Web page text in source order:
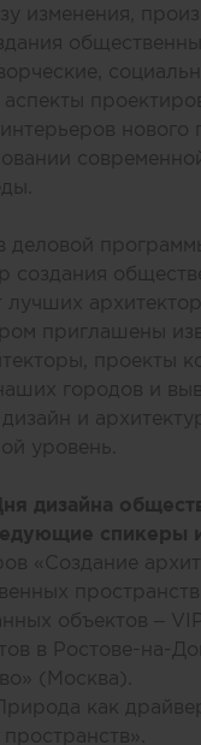
изменения,
нового
деловой
создания
лучших
приглашены
проекты
городов и
и
уровень.
дизайна
спикеры
«Создание
объектов –
в Ростове-на-
(Москва).
как